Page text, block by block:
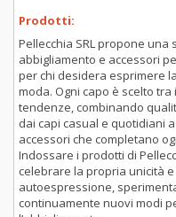
Prodotti:
Pellecchia SRL propone
abbigliamento e accessori
per chi desidera esprimere
moda. Ogni capo è scelto
tendenze, combinando
dai capi casual e quotidiani
accessori che completano
Indossare i prodotti di
celebrare la propria unicità
autoespressione,
continuamente nuovi modi